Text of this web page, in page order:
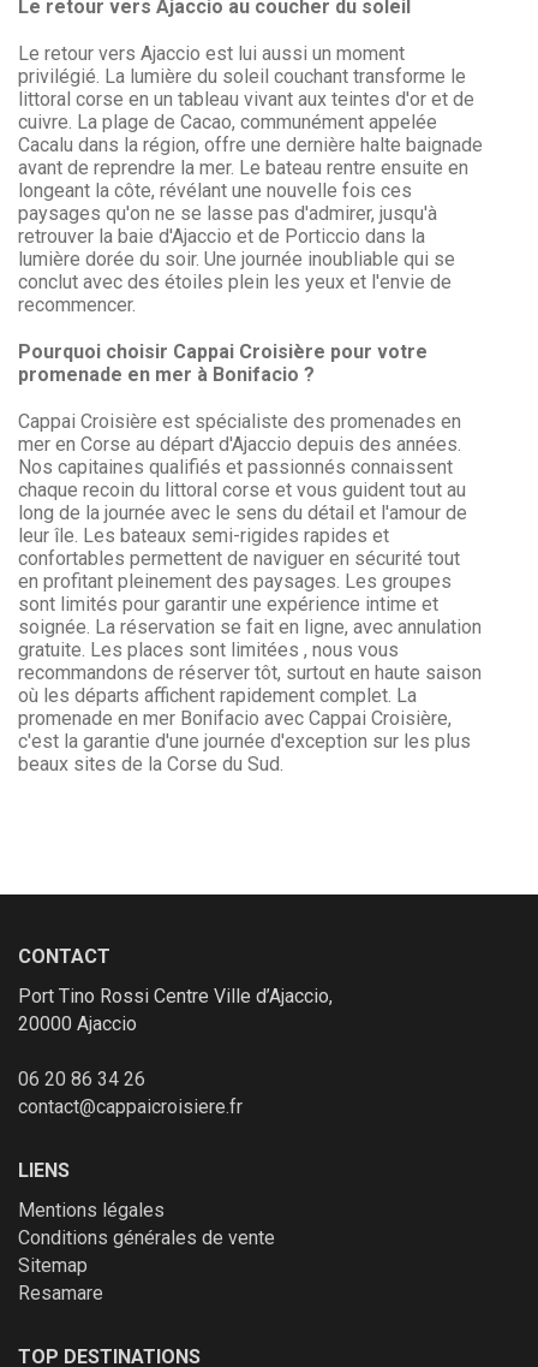
Le retour vers Ajaccio au coucher du soleil
Le retour vers Ajaccio est lui aussi un moment
privilégié. La lumière du soleil couchant transforme le
littoral corse en un tableau vivant aux teintes d'or et de
cuivre. La plage de Cacao, communément appelée
Cacalu dans la région, offre une dernière halte baignade
avant de reprendre la mer. Le bateau rentre ensuite en
longeant la côte, révélant une nouvelle fois ces
paysages qu'on ne se lasse pas d'admirer, jusqu'à
retrouver la baie d'Ajaccio et de Porticcio dans la
lumière dorée du soir. Une journée inoubliable qui se
conclut avec des étoiles plein les yeux et l'envie de
recommencer.
Pourquoi choisir Cappai Croisière pour votre
promenade en mer à Bonifacio ?
Cappai Croisière est spécialiste des promenades en
mer en Corse au départ d'Ajaccio depuis des années.
Nos capitaines qualifiés et passionnés connaissent
chaque recoin du littoral corse et vous guident tout au
long de la journée avec le sens du détail et l'amour de
leur île. Les bateaux semi-rigides rapides et
confortables permettent de naviguer en sécurité tout
en profitant pleinement des paysages. Les groupes
sont limités pour garantir une expérience intime et
soignée. La réservation se fait en ligne, avec annulation
gratuite. Les places sont limitées , nous vous
recommandons de réserver tôt, surtout en haute saison
où les départs affichent rapidement complet. La
promenade en mer Bonifacio avec Cappai Croisière,
c'est la garantie d'une journée d'exception sur les plus
beaux sites de la Corse du Sud.
CONTACT
Port Tino Rossi Centre Ville d’Ajaccio,
20000 Ajaccio
06 20 86 34 26
contact@cappaicroisiere.fr
LIENS
Mentions légales
Conditions générales de vente
Sitemap
Resamare
TOP DESTINATIONS